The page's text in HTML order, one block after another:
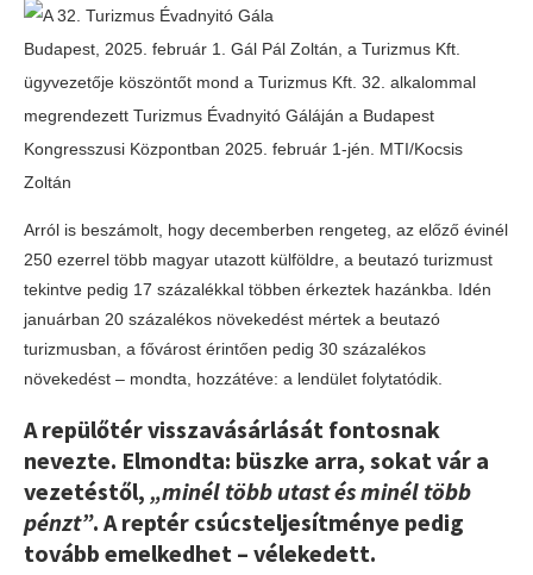
Budapest, 2025. február 1. Gál Pál Zoltán, a Turizmus Kft.
ügyvezetője köszöntőt mond a Turizmus Kft. 32. alkalommal
megrendezett Turizmus Évadnyitó Gáláján a Budapest
Kongresszusi Központban 2025. február 1-jén. MTI/Kocsis
Zoltán
Arról is beszámolt, hogy decemberben rengeteg, az előző évinél
250 ezerrel több magyar utazott külföldre, a beutazó turizmust
tekintve pedig 17 százalékkal többen érkeztek hazánkba. Idén
januárban 20 százalékos növekedést mértek a beutazó
turizmusban, a fővárost érintően pedig 30 százalékos
növekedést – mondta, hozzátéve: a lendület folytatódik.
A repülőtér visszavásárlását fontosnak
nevezte. Elmondta: büszke arra, sokat vár a
vezetéstől, „minél több utast és minél több
pénzt”. A reptér csúcsteljesítménye pedig
tovább emelkedhet – vélekedett.